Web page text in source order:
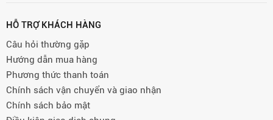
HỖ TRỢ KHÁCH HÀNG
Câu hỏi thường gặp
Hướng dẫn mua hàng
Phương thức thanh toán
Chính sách vận chuyển và giao nhận
Chính sách bảo mật